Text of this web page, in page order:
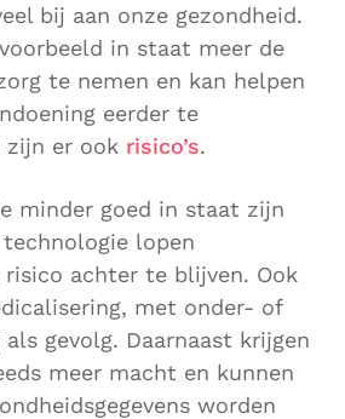
bij aan onze gezondheid.
in staat meer de
te nemen en kan helpen
eerder te
zijn er ook risico’s.
minder goed in staat zijn
lopen
achter te blijven. Ook
met onder- of
gevolg. Daarnaast krijgen
meer macht en kunnen
worden